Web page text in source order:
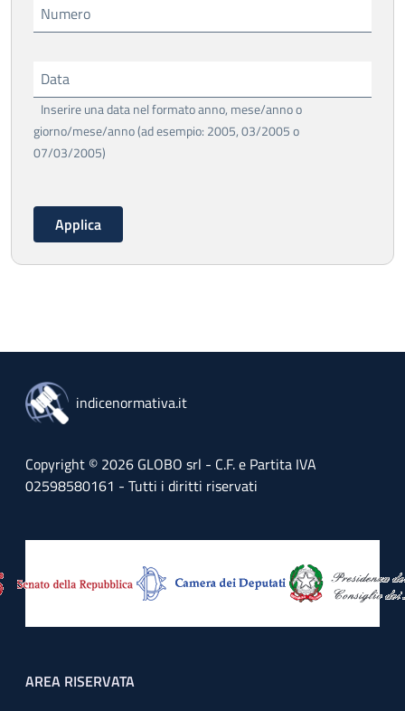
Numero
Data
Inserire una data nel formato anno, mese/anno o
giorno/mese/anno (ad esempio: 2005, 03/2005 o
07/03/2005)
indicenormativa.it
Copyright © 2026 GLOBO srl - C.F. e Partita IVA
02598580161 - Tutti i diritti riservati
Footer menu
AREA RISERVATA